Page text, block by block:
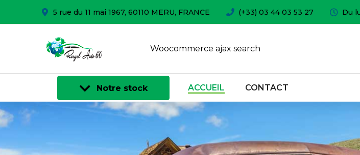
5 rue du 11 mai 1967, 60110 MERU, FRANCE (+33) 03 44 03 53 27 Du
Woocommerce ajax search
Notre stock ACCUEIL CONTACT